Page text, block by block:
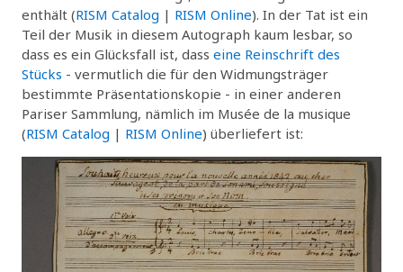
enthält (RISM Catalog | RISM Online). In der Tat ist ein
Teil der Musik in diesem Autograph kaum lesbar, so
dass es ein Glücksfall ist, dass eine Reinschrift des
Stücks - vermutlich die für den Widmungsträger
bestimmte Präsentationskopie - in einer anderen
Pariser Sammlung, nämlich im Musée de la musique
(RISM Catalog | RISM Online) überliefert ist: